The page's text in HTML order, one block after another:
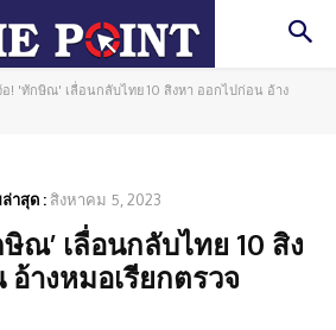
อ! 'ทักษิณ' เลื่อนกลับไทย 10 สิงหา ออกไปก่อน อ้าง
าสุด : สิงหาคม 5, 2023
ษิณ’ เลื่อนกลับไทย 10 สิง
างหมอเรียกตรวจ